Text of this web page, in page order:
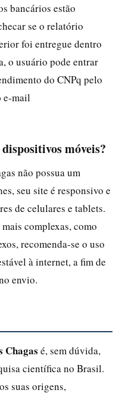
bancários estão
se o relatório
foi entregue dentro
o usuário pode entrar
do CNPq pelo
e-mail
móveis?
não possua um
seu site é responsivo e
de celulares e tablets.
complexas, como
recomenda-se o uso
à internet, a fim de
envio.
é, sem dúvida,
científica no Brasil.
suas origens,